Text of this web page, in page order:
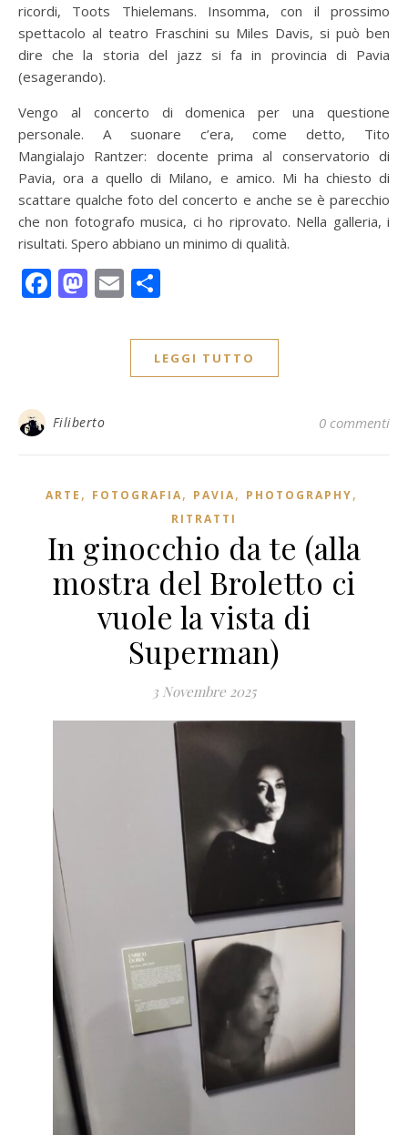
ricordi, Toots Thielemans. Insomma, con il prossimo
spettacolo al teatro Fraschini su Miles Davis, si può ben
dire che la storia del jazz si fa in provincia di Pavia
(esagerando).
Vengo al concerto di domenica per una questione
personale. A suonare c’era, come detto, Tito
Mangialajo Rantzer: docente prima al conservatorio di
Pavia, ora a quello di Milano, e amico. Mi ha chiesto di
scattare qualche foto del concerto e anche se è parecchio
che non fotografo musica, ci ho riprovato. Nella galleria, i
risultati. Spero abbiano un minimo di qualità.
Facebook
Mastodon
Email
LEGGI TUTTO
Filiberto 0 commenti
ARTE , FOTOGRAFIA, PAVIA, PHOTOGRAPHY,
RITRATTI
In ginocchio da te (alla
mostra del Broletto ci
vuole la vista di
Superman)
3 Novembre 2025